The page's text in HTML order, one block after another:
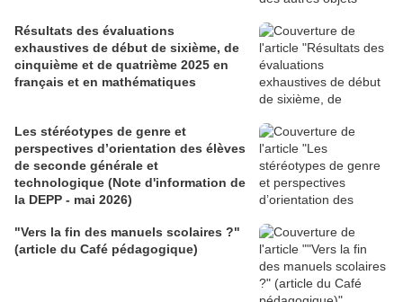
Résultats des évaluations
exhaustives de début de sixième, de
cinquième et de quatrième 2025 en
français et en mathématiques
Les stéréotypes de genre et
perspectives d’orientation des élèves
de seconde générale et
technologique (Note d'information de
la DEPP - mai 2026)
"Vers la fin des manuels scolaires ?"
(article du Café pédagogique)